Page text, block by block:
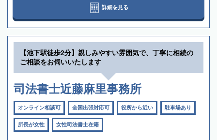
詳細を見る
【池下駅徒歩2分】親しみやすい雰囲気で、丁寧に相続の
ご相談をお伺いいたします
司法書士近藤麻里事務所
オンライン相談可 全国出張対応可 役所から近い 駐車場あり
所長が女性 女性司法書士在籍